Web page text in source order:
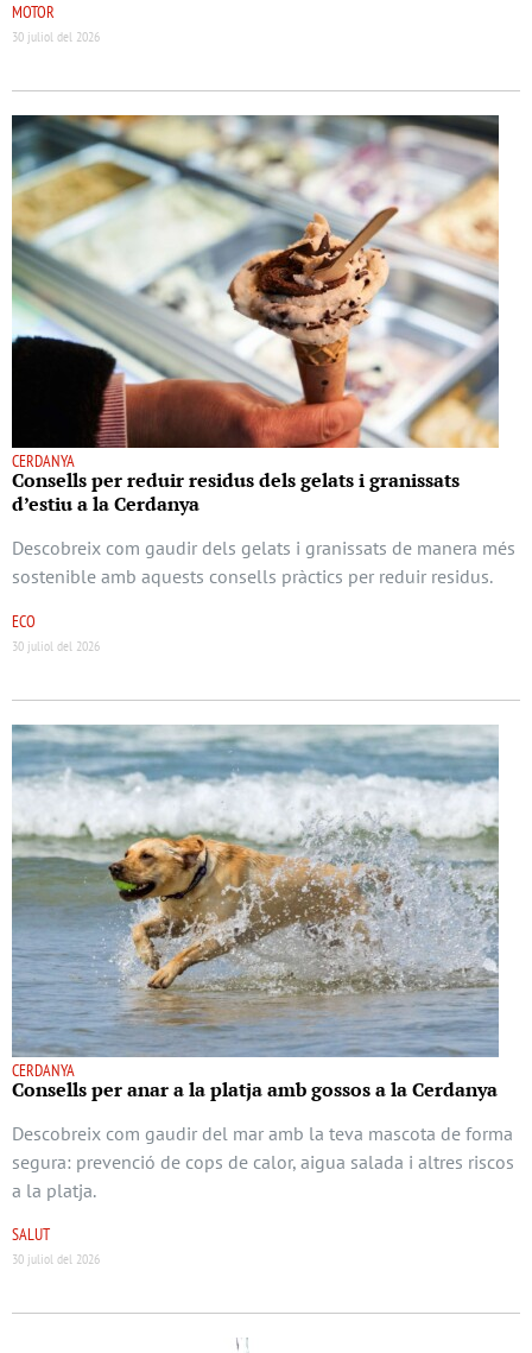
MOTOR
30 juliol del 2026
CERDANYA
Consells per reduir residus dels gelats i granissats
d’estiu a la Cerdanya
Descobreix com gaudir dels gelats i granissats de manera més
sostenible amb aquests consells pràctics per reduir residus.
ECO
30 juliol del 2026
CERDANYA
Consells per anar a la platja amb gossos a la Cerdanya
Descobreix com gaudir del mar amb la teva mascota de forma
segura: prevenció de cops de calor, aigua salada i altres riscos
a la platja.
SALUT
30 juliol del 2026